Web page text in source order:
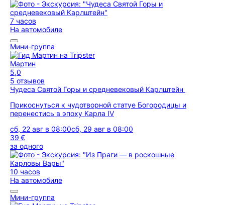
7 часов
На автомобиле
Мини-группа
Мартин
5,0
5 отзывов
Чудеса Святой Горы и средневековый Карлштейн
Прикоснуться к чудотворной статуе Богородицы и
перенестись в эпоху Карла IV
сб, 22 авг в 08:00сб, 29 авг в 08:00
39 €
за одного
10 часов
На автомобиле
Мини-группа